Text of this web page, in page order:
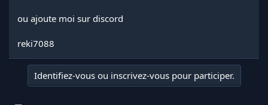
ou ajoute moi sur discord
reki7088
Identifiez-vous ou inscrivez-vous pour participer.